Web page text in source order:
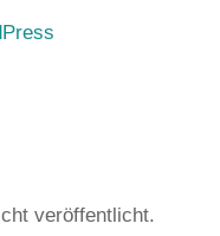
veröffentlicht.